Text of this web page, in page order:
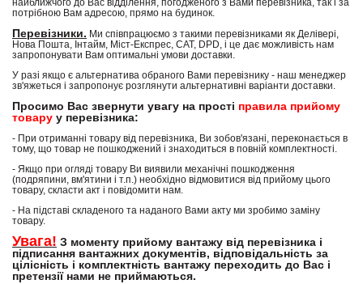
найближчого до Вас відділення, погодженого з Вами перевізника, так і за
потрібною Вам адресою, прямо на будинок.
Перевізники. Ми співпрацюємо з такими перевізниками як Делівері,
Нова Пошта, Інтайм, Міст-Експрес, САТ, DPD, і це дає можливість нам
запропонувати Вам оптимальні умови доставки.
У разі якщо є альтернатива обраного Вами перевізнику - наш менеджер
зв'яжеться і запропонує розглянути альтернативні варіанти доставки.
Просимо Вас звернути увагу на прості правила прийому
товару у перевізника:
- При отриманні товару від перевізника, Ви зобов'язані, переконається в
тому, що товар не пошкоджений і знаходиться в повній комплектності.
- Якщо при огляді товару Ви виявили механічні пошкодження
(подряпини, вм'ятини і т.п.) необхідно відмовитися від прийому цього
товару, скласти акт і повідомити нам.
- На підставі складеного та наданого Вами акту ми зробимо заміну
товару.
Увага! З моменту прийому вантажу від перевізника і
підписання вантажних документів, відповідальність за
цілісність і комплектність вантажу переходить до Вас і
претензії нами не приймаються.